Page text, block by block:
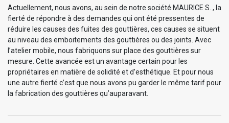
Actuellement, nous avons, au sein de notre société MAURICE S. , la
fierté de répondre à des demandes qui ont été pressentes de
réduire les causes des fuites des gouttières, ces causes se situent
au niveau des emboitements des gouttières ou des joints. Avec
l’atelier mobile, nous fabriquons sur place des gouttières sur
mesure. Cette avancée est un avantage certain pour les
propriétaires en matière de solidité et d’esthétique. Et pour nous
une autre fierté c’est que nous avons pu garder le même tarif pour
la fabrication des gouttières qu’auparavant.